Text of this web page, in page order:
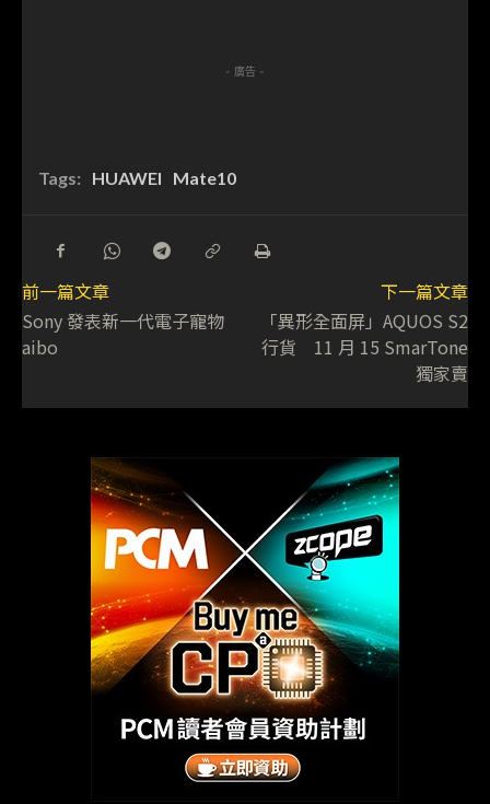
- 廣告 -
Tags: HUAWEI Mate10
前一篇文章
Sony 發表新一代電子寵物
aibo
下一篇文章
「異形全面屏」AQUOS S2
行貨 11 月 15 SmarTone
獨家賣